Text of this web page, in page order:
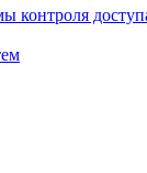
контроля